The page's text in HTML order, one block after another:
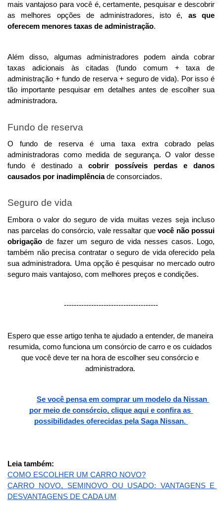
mais vantajoso para você é, certamente, pesquisar e descobrir
as melhores opções de administradores, isto é, as que
oferecem menores taxas de administração.
Além disso, algumas administradores podem ainda cobrar
taxas adicionais às citadas (fundo comum + taxa de
administração + fundo de reserva + seguro de vida). Por isso é
tão importante pesquisar em detalhes antes de escolher sua
administradora.
Fundo de reserva
O fundo de reserva é uma taxa extra cobrado pelas
administradoras como medida de segurança. O valor desse
fundo é destinado a cobrir possíveis perdas e danos
causados por inadimplência de consorciados.
Seguro de vida
Embora o valor do seguro de vida muitas vezes seja incluso
nas parcelas do consórcio, vale ressaltar que você não possui
obrigação de fazer um seguro de vida nesses casos. Logo,
também não precisa contratar o seguro de vida oferecido pela
sua administradora. Uma opção é pesquisar no mercado outro
seguro mais vantajoso, com melhores preços e condições.
--------------------------------------
Espero que esse artigo tenha te ajudado a entender, de maneira
resumida, como funciona um consórcio de carro e os cuidados
que você deve ter na hora de escolher seu consórcio e
administradora.
Se você pensa em comprar um modelo da Nissan
por meio de consórcio, clique aqui e confira as
possibilidades oferecidas pela Saga Nissan.
Leia também:
COMO ESCOLHER UM CARRO NOVO?
CARRO NOVO, SEMINOVO OU USADO: VANTAGENS E
DESVANTAGENS DE CADA UM